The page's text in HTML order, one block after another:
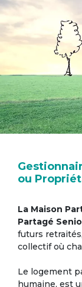
ou
La Maison
Partagé
futurs
collectif où
Le logement
humaine, est